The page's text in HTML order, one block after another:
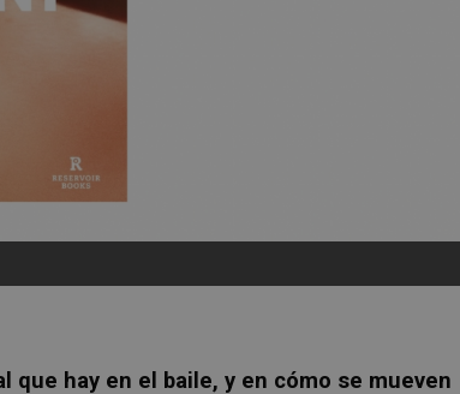
que hay en el baile, y en cómo se mueven